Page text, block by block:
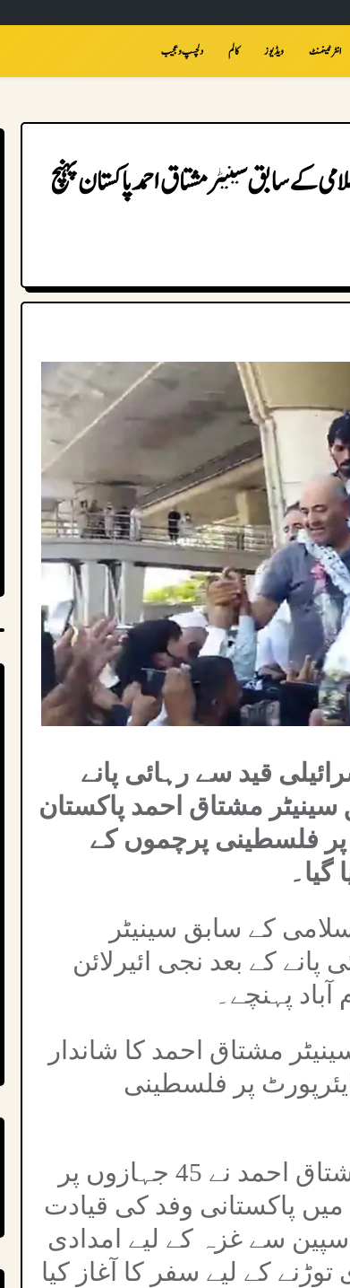
انٹرٹینمنٹ ویڈیوز کالم دلچسپ و عجیب
کے سابق سینیٹر مشتاق احمد پاکستان پہنچ
قید سے رہائی پانے
مشتاق احمد پاکستان
پر فلسطینی پرچموں کے
گیا۔
کے سابق سینیٹر
کے بعد نجی ائیرلائن
پہنچے۔
مشتاق احمد کا شاندار
پر فلسطینی
واضح رہے کہ سابق سینیٹر مشتاق احمد نے 45 جہازوں پر
میں پاکستانی وفد کی قیادت
سے غزہ کے لیے امدادی
کے لیے سفر کا آغاز کیا